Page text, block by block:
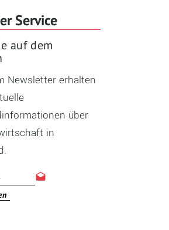
Service
auf dem
Newsletter erhalten
über
in